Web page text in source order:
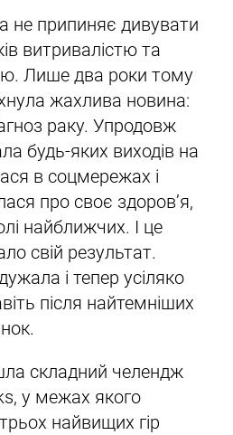
не припиняє дивувати
витривалістю та
Лише два роки тому
жахлива новина:
раку. Упродовж
будь-яких виходів на
в соцмережах і
про своє здоровʼя,
найближчих. І це
свій результат.
і тепер усіляко
після найтемніших
складний челендж
у межах якого
найвищих гір